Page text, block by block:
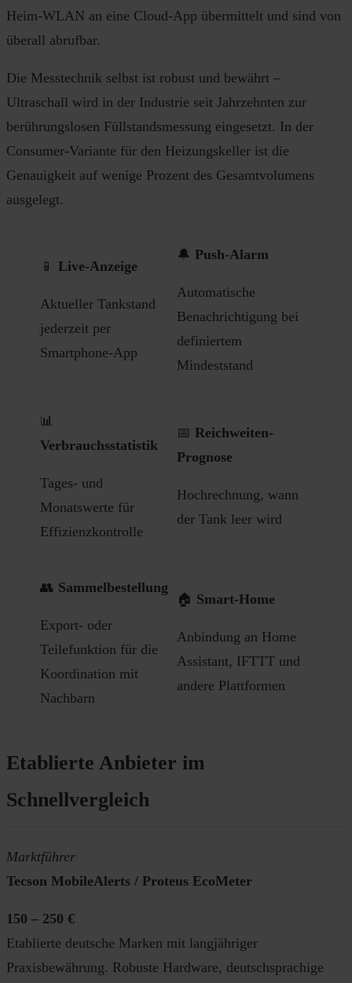
Heim-WLAN an eine Cloud-App übermittelt und sind von
überall abrufbar.
Die Messtechnik selbst ist robust und bewährt –
Ultraschall wird in der Industrie seit Jahrzehnten zur
berührungslosen Füllstandsmessung eingesetzt. In der
Consumer-Variante für den Heizungskeller ist die
Genauigkeit auf wenige Prozent des Gesamtvolumens
ausgelegt.
📱 Live-Anzeige
Aktueller Tankstand
jederzeit per
Smartphone-App
🔔 Push-Alarm
Automatische
Benachrichtigung bei
definiertem
Mindeststand
📊
Verbrauchsstatistik
Tages- und
Monatswerte für
Effizienz­kontrolle
📅 Reichweiten-
Prognose
Hochrechnung, wann
der Tank leer wird
👥 Sammelbestellung
Export- oder
Teilefunktion für die
Koordination mit
Nachbarn
🏠 Smart-Home
Anbindung an Home
Assistant, IFTTT und
andere Plattformen
Etablierte Anbieter im
Schnellvergleich
Marktführer
Tecson MobileAlerts / Proteus EcoMeter
150 – 250 €
Etablierte deutsche Marken mit langjähriger
Praxisbewährung. Robuste Hardware, deutschsprachige